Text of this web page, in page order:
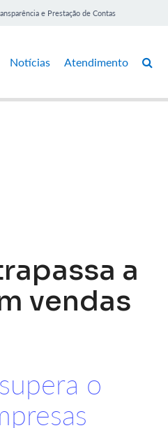
e Prestação de Contas
Notícias Atendimento
a
vendas
o